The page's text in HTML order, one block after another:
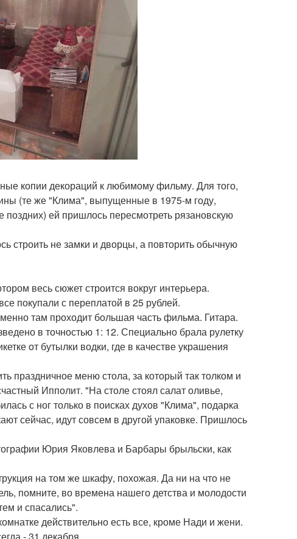
копии декораций к любимому фильму. Для того,
(те же "Клима", выпущенные в 1975-м году,
поздних) ей пришлось пересмотреть рязановскую
строить не замки и дворцы, а повторить обычную
весь сюжет строится вокруг интерьера.
покупали с переплатой в 25 рублей.
там проходит большая часть фильма. Гитара.
в точностью 1: 12. Специально брала рулетку
от бутылки водки, где в качестве украшения
праздничное меню стола, за который так толком и
Ипполит. "На столе стоял салат оливье,
с ног только в поисках духов "Клима", подарка
сейчас, идут совсем в другой упаковке. Пришлось
Юрия Яковлева и Барбары брыльски, как
на том же шкафу, похожая. Да ни на что не
помните, во времена нашего детства и молодости
и спасались".
действительно есть все, кроме Нади и жени.